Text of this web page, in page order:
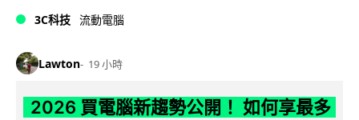
3C科技 流動電腦
Lawton 19 小時
2026 買電腦新趨勢公開！ 如何享最多